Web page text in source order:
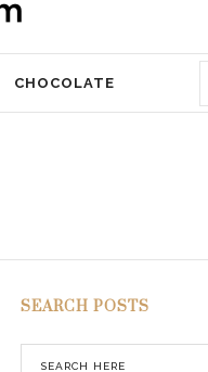
CHOCOLATE
SEARCH POSTS